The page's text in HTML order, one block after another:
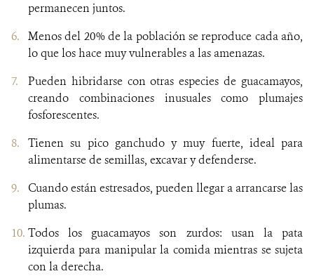
permanecen juntos.
Menos del 20% de la población se reproduce cada año,
lo que los hace muy vulnerables a las amenazas.
Pueden hibridarse con otras especies de guacamayos,
creando combinaciones inusuales como plumajes
fosforescentes.
Tienen su pico ganchudo y muy fuerte, ideal para
alimentarse de semillas, excavar y defenderse.
Cuando están estresados, pueden llegar a arrancarse las
plumas.
Todos los guacamayos son zurdos: usan la pata
izquierda para manipular la comida mientras se sujeta
con la derecha.